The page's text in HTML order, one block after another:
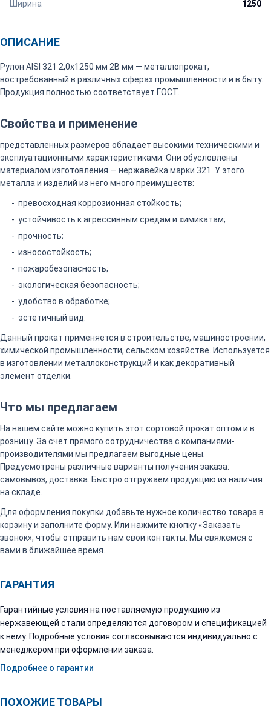
Ширина
1250
ОПИСАНИЕ
Рулон AISI 321 2,0х1250 мм 2В мм — металлопрокат,
востребованный в различных сферах промышленности и в быту.
Продукция полностью соответствует ГОСТ.
Свойства и применение
представленных размеров обладает высокими техническими и
эксплуатационными характеристиками. Они обусловлены
материалом изготовления — нержавейка марки 321. У этого
металла и изделий из него много преимуществ:
превосходная коррозионная стойкость;
устойчивость к агрессивным средам и химикатам;
прочность;
износостойкость;
пожаробезопасность;
экологическая безопасность;
удобство в обработке;
эстетичный вид.
Данный прокат применяется в строительстве, машиностроении,
химической промышленности, сельском хозяйстве. Используется
в изготовлении металлоконструкций и как декоративный
элемент отделки.
Что мы предлагаем
На нашем сайте можно купить этот сортовой прокат оптом и в
розницу. За счет прямого сотрудничества с компаниями-
производителями мы предлагаем выгодные цены.
Предусмотрены различные варианты получения заказа:
самовывоз, доставка. Быстро отгружаем продукцию из наличия
на складе.
Для оформления покупки добавьте нужное количество товара в
корзину и заполните форму. Или нажмите кнопку «Заказать
звонок», чтобы отправить нам свои контакты. Мы свяжемся с
вами в ближайшее время.
ГАРАНТИЯ
Гарантийные условия на поставляемую продукцию из
нержавеющей стали определяются договором и спецификацией
к нему. Подробные условия согласовываются индивидуально с
менеджером при оформлении заказа.
Подробнее о гарантии
ПОХОЖИЕ ТОВАРЫ